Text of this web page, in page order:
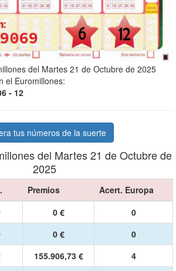
del Martes 21 de Octubre de 2025
el Euromillones:
- 12
tus números de la suerte
del Martes 21 de Octubre de
2025
Premios
Acert. Europa
0 €
0
0 €
0
155.906,73 €
4